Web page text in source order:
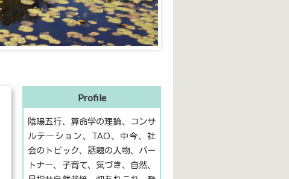
Profile
陰陽五行、算命学の理論、コンサ
ルテーション、TAO、中今、社
会のトピック、話題の人物、パー
トナー、子育て、気づき、自然、